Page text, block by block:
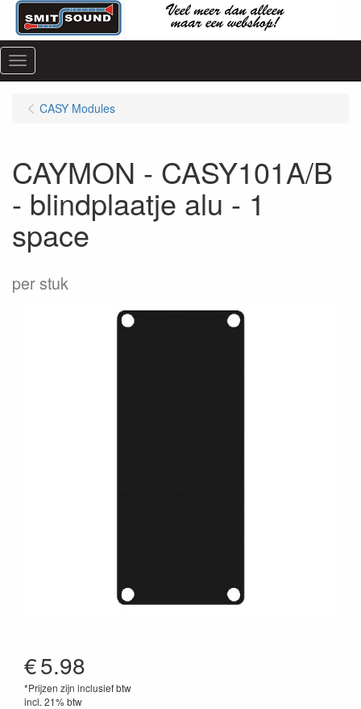
Menu
CASY Modules
CAYMON - CASY101A/B
- blindplaatje alu - 1
space
per stuk
€5.98
*Prijzen zijn inclusief btw
incl. 21% btw